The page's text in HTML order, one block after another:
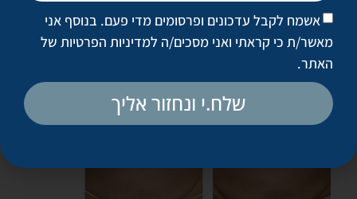
אשמח לקבל עדכונים ופרסומים מדי פעם. בנוסף אני
מאשר/ת כי קראתי ואני מסכים/ה למדיניות הפרטיות של
האתר.
שלח.י ונחזור אליך